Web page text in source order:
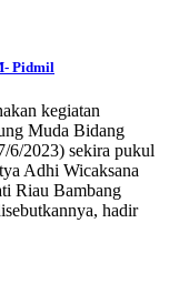
Pidmil
kegiatan
Muda Bidang
6/2023) sekira pukul
Adhi Wicaksana
Riau Bambang
hadir